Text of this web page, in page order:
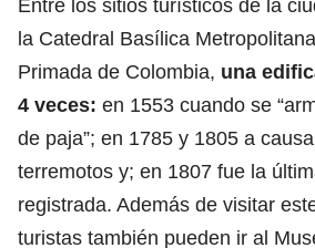
Entre los sitios turísticos de la
la Catedral Basílica
Primada de Colombia, una
4 veces: en 1553 cuando se
de paja”; en 1785 y 1805 a
terremotos y; en 1807 fue la
registrada. Además de visitar
turistas también pueden ir al